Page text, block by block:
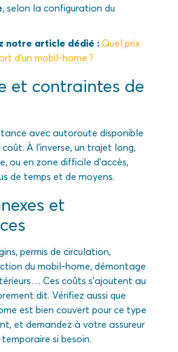
, selon la configuration du
notre article dédié : Quel prix
d’un mobil-home ?
et contraintes de
avec autoroute disponible
À l’inverse, un trajet long,
ou en zone difficile d’accès,
de temps et de moyens.
et
permis de circulation,
du mobil-home, démontage
Ces coûts s’ajoutent au
dit. Vérifiez aussi que
est bien couvert pour ce type
et demandez à votre assureur
si besoin.